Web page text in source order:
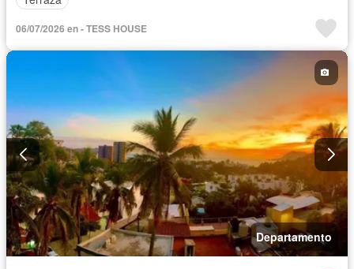
06/07/2026 en - TESS HOUSE
Departamento